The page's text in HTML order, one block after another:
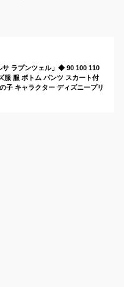
サ ラプンツェル」◆ 90 100 110
服 ボトム パンツ スカート付
子 キャラクター ディズニープリ